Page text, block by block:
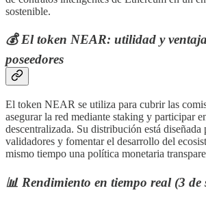
sostenible.
💰El token NEAR: utilidad y
poseedores
El token NEAR se utiliza para cubrir las
asegurar la red mediante staking y participar
descentralizada. Su distribución está diseñada
validadores y fomentar el desarrollo del
mismo tiempo una política monetaria
📊 Rendimiento en tiempo real (3 de